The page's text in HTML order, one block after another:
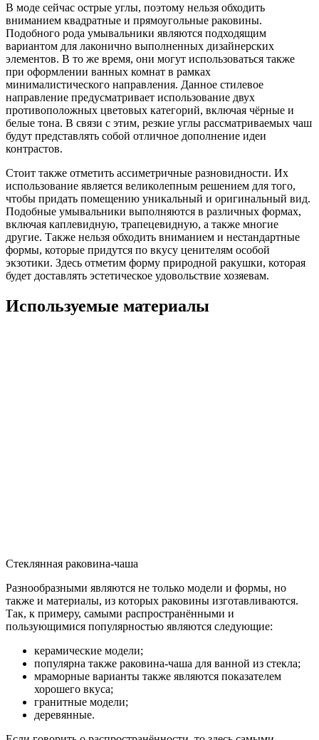
В моде сейчас острые углы, поэтому нельзя обходить
вниманием квадратные и прямоугольные раковины.
Подобного рода умывальники являются подходящим
вариантом для лаконично выполненных дизайнерских
элементов. В то же время, они могут использоваться также
при оформлении ванных комнат в рамках
минималистического направления. Данное стилевое
направление предусматривает использование двух
противоположных цветовых категорий, включая чёрные и
белые тона. В связи с этим, резкие углы рассматриваемых чаш
будут представлять собой отличное дополнение идеи
контрастов.
Стоит также отметить ассиметричные разновидности. Их
использование является великолепным решением для того,
чтобы придать помещению уникальный и оригинальный вид.
Подобные умывальники выполняются в различных формах,
включая каплевидную, трапецевидную, а также многие
другие. Также нельзя обходить вниманием и нестандартные
формы, которые придутся по вкусу ценителям особой
экзотики. Здесь отметим форму природной ракушки, которая
будет доставлять эстетическое удовольствие хозяевам.
Используемые материалы
Стеклянная раковина-чаша
Разнообразными являются не только модели и формы, но
также и материалы, из которых раковины изготавливаются.
Так, к примеру, самыми распространёнными и
пользующимися популярностью являются следующие:
керамические модели;
популярна также раковина-чаша для ванной из стекла;
мраморные варианты также являются показателем
хорошего вкуса;
гранитные модели;
деревянные.